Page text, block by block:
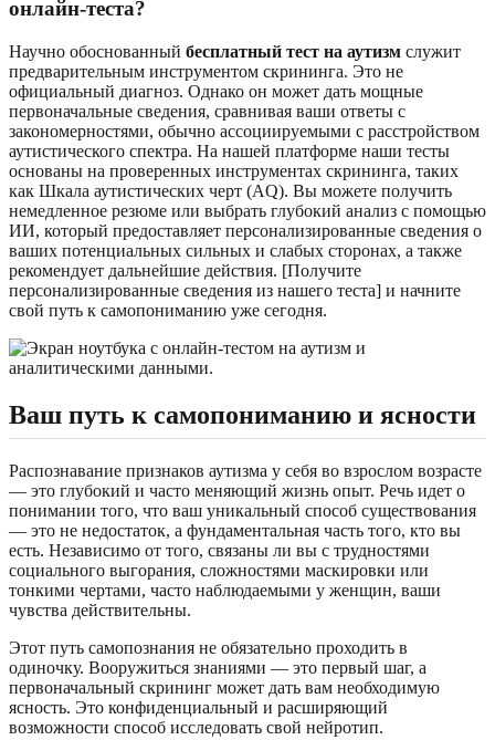
онлайн-теста?
Научно обоснованный бесплатный тест на аутизм служит
предварительным инструментом скрининга. Это не
официальный диагноз. Однако он может дать мощные
первоначальные сведения, сравнивая ваши ответы с
закономерностями, обычно ассоциируемыми с расстройством
аутистического спектра. На нашей платформе наши тесты
основаны на проверенных инструментах скрининга, таких
как Шкала аутистических черт (AQ). Вы можете получить
немедленное резюме или выбрать глубокий анализ с помощью
ИИ, который предоставляет персонализированные сведения о
ваших потенциальных сильных и слабых сторонах, а также
рекомендует дальнейшие действия. [Получите
персонализированные сведения из нашего теста] и начните
свой путь к самопониманию уже сегодня.
Ваш путь к самопониманию и ясности
Распознавание признаков аутизма у себя во взрослом возрасте
— это глубокий и часто меняющий жизнь опыт. Речь идет о
понимании того, что ваш уникальный способ существования
— это не недостаток, а фундаментальная часть того, кто вы
есть. Независимо от того, связаны ли вы с трудностями
социального выгорания, сложностями маскировки или
тонкими чертами, часто наблюдаемыми у женщин, ваши
чувства действительны.
Этот путь самопознания не обязательно проходить в
одиночку. Вооружиться знаниями — это первый шаг, а
первоначальный скрининг может дать вам необходимую
ясность. Это конфиденциальный и расширяющий
возможности способ исследовать свой нейротип.